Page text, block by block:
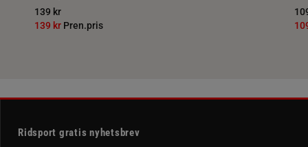
139 kr
139 kr Pren.pris
Ridsport gratis nyhetsbrev